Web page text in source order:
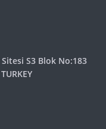
S3 Blok No:183